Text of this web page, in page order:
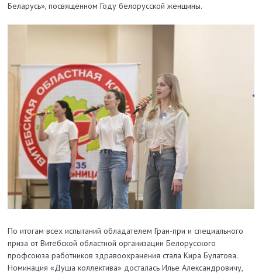
Беларусь», посвященном Году белорусской женщины.
По итогам всех испытаний обладателем Гран-при и специального
приза от Витебской областной организации Белорусского
профсоюза работников здравоохранения стала Кира Булатова.
Номинация «Душа коллектива» досталась Илье Александровичу,